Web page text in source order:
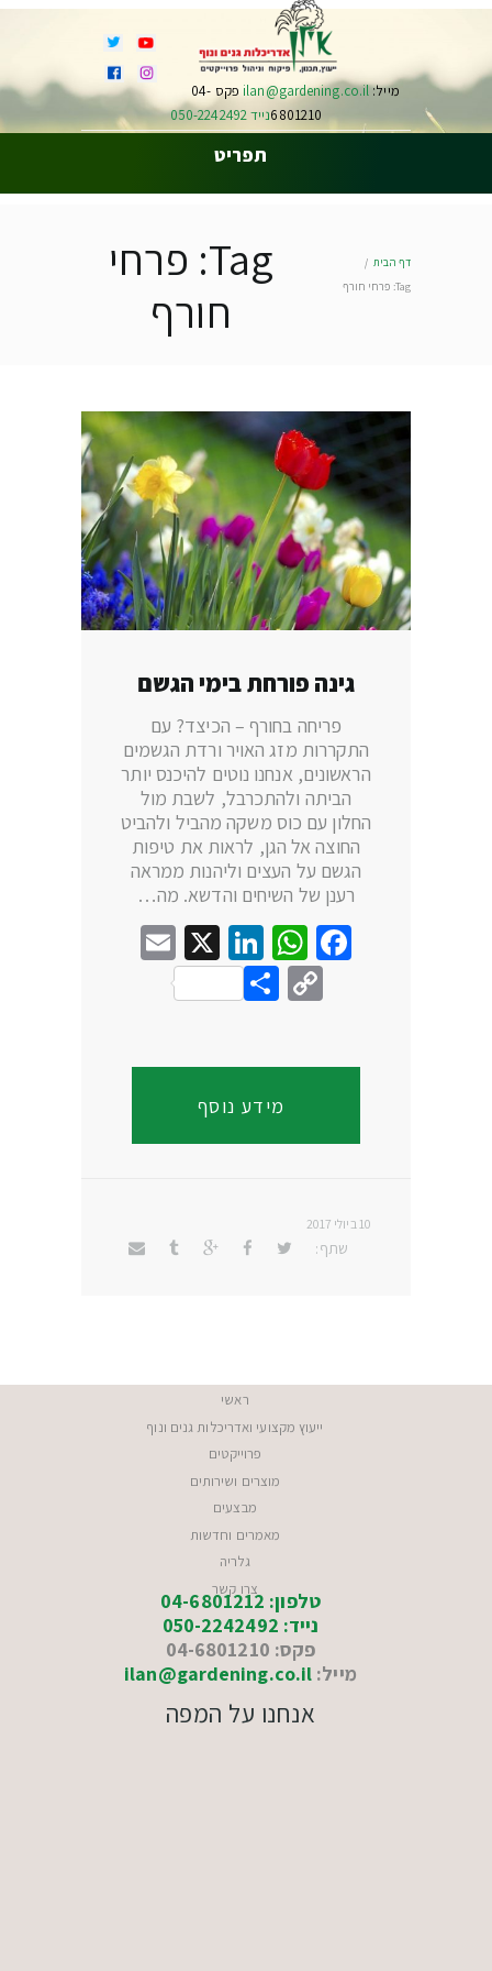
מייל:ilan@gardening.co.il
פקס 04-
6801210נייד 050-2242492
תפריט
Tag: פרחי
חורף
דף הבית
Tag: פרחי חורף
גינה פורחת בימי הגשם
פריחה בחורף – הכיצד? עם
התקררות מזג האויר ורדת הגשמים
הראשונים, אנחנו נוטים להיכנס יותר
הביתה ולהתכרבל, לשבת מול
החלון עם כוס משקה מהביל ולהביט
החוצה אל הגן, לראות את טיפות
הגשם על העצים וליהנות ממראה
רענן של השיחים והדשא. מה…
Facebook
WhatsApp
LinkedIn
X
Copy
Share
מידע נוסף
10 ביולי 2017
שתף:
ראשי
ייעוץ מקצועי ואדריכלות גנים ונוף
פרוייקטים
מוצרים ושירותים
מבצעים
מאמרים וחדשות
גלריה
צרו קשר
טלפון: 04-6801212
נייד: 050-2242492
פקס: 04-6801210
מייל: ilan@gardening.co.il
אנחנו על המפה